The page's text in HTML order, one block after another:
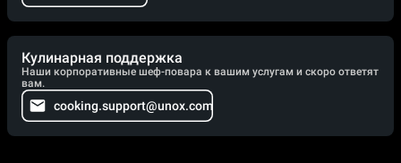
Кулинарная поддержка
Наши корпоративные шеф-повара к вашим услугам и скоро ответят
вам.
cooking.support@unox.com